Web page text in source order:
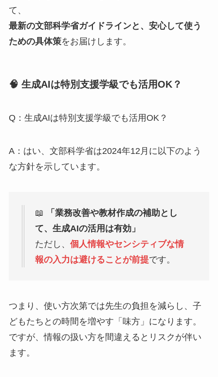
て、
最新の文部科学省ガイドラインと、安心して使う
ための具体策をお届けします。
🧠 生成AIは特別支援学級でも活用OK？
Q：生成AIは特別支援学級でも活用OK？
A：はい、文部科学省は2024年12月に以下のよう
な方針を示しています。
📖
「業務改善や教材作成の補助とし
て、生成AIの活用は有効」
ただし、 個人情報やセンシティブな情
報の入力は避けることが前提です。
つまり、使い方次第では先生の負担を減らし、子
どもたちとの時間を増やす「味方」になります。
ですが、情報の扱い方を間違えるとリスクが伴い
ます。